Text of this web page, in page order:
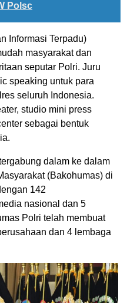
Polsc
Informasi Terpadu)
masyarakat dan
seputar Polri. Juru
speaking untuk para
seluruh Indonesia.
studio mini press
sebagai bentuk
dalam ke dalam
(Bakohumas) di
142
nasional dan 5
Polri telah membuat
dan 4 lembaga